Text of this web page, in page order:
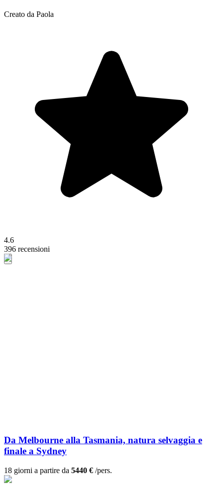
Creato da Paola
4.6
396 recensioni
Da Melbourne alla Tasmania, natura selvaggia e
finale a Sydney
18 giorni a partire da 5440 € /pers.